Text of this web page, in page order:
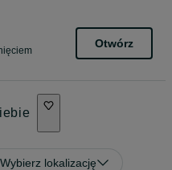
Otwórz
Wybierz lokalizację